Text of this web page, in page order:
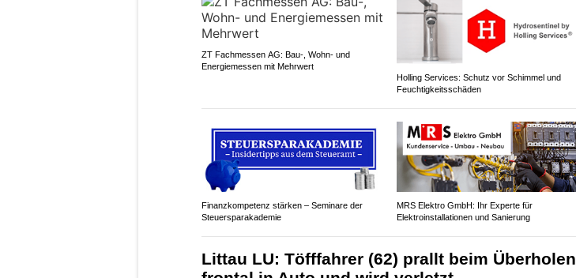
ZT Fachmessen AG: Bau-, Wohn- und
Energiemessen mit Mehrwert
Holling Services: Schutz vor Schimmel und
Feuchtigkeitsschäden
Finanzkompetenz stärken – Seminare der
Steuersparakademie
MRS Elektro GmbH: Ihr Experte für
Elektroinstallationen und Sanierung
Littau LU: Töfffahrer (62) prallt beim Überholen